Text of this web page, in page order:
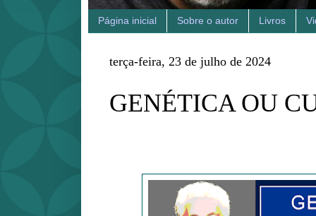
Página inicial Sobre o autor Livros
terça-feira, 23 de julho de 2024
GENÉTICA OU